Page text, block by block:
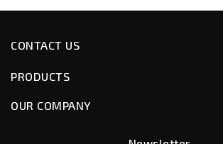
CONTACT US
PRODUCTS
OUR COMPANY